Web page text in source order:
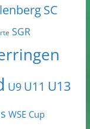
SC
SGR
U9 U11 U13
WSE Cup